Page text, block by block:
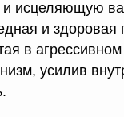
и исцеляющую
и здоровая
в агрессивном
усилив